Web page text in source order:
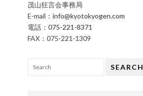
茂山狂言会事務局
E-mail： info@kyotokyogen.com
電話： 075-221-8371
FAX：075-221-1309
SEARCH